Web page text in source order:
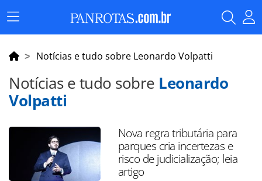
Menu
Principal
Notícias e tudo sobre Leonardo Volpatti
Notícias e tudo sobre Leonardo
Volpatti
Nova regra tributária para
parques cria incertezas e
risco de judicialização; leia
artigo